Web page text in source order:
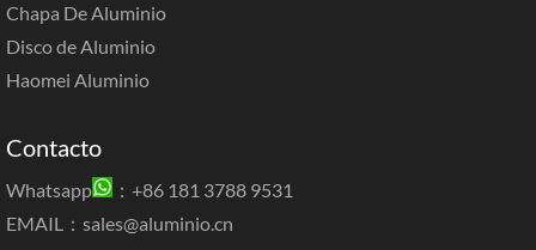
Chapa De Aluminio
Disco de Aluminio
Haomei Aluminio
Contacto
Whatsapp
：+86 181 3788 9531
EMAIL： sales@aluminio.cn